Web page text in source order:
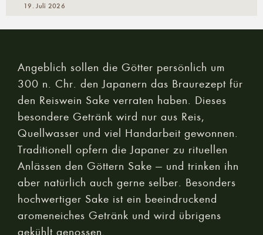
19. Juli 2026
Angeblich sollen die Götter persönlich um
300 n. Chr. den Japanern das Braurezept für
den Reiswein Sake verraten haben. Dieses
besondere Getränk wird nur aus Reis,
Quellwasser und viel Handarbeit gewonnen.
Traditionell opfern die Japaner zu rituellen
Anlässen den Göttern Sake — und trinken ihn
aber natürlich auch gerne selber. Besonders
hochwertiger Sake ist ein beeindruckend
aromeneiches Getränk und wird übrigens
gekühlt genossen.